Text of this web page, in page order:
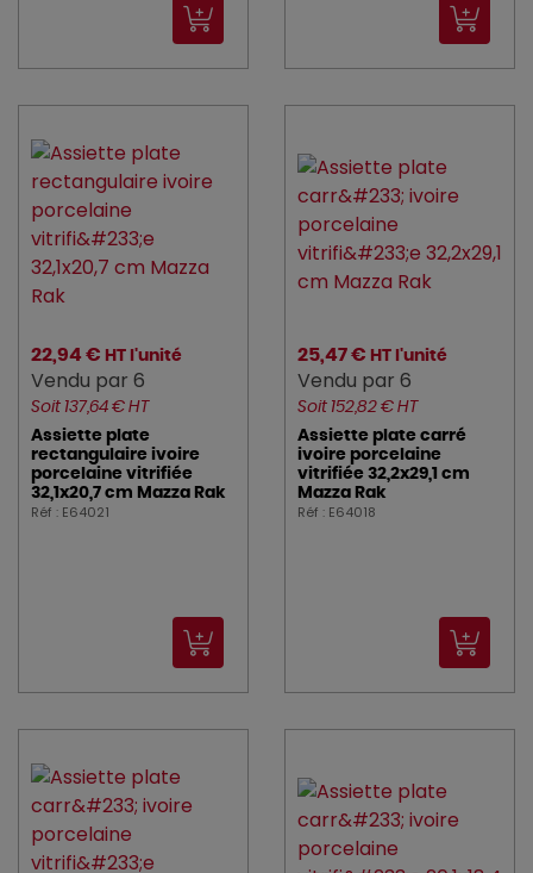
22,94 € HT l'unité
Vendu par 6
Soit 137,64 € HT
Assiette plate
rectangulaire ivoire
porcelaine vitrifiée
32,1x20,7 cm Mazza Rak
Réf : E64021
25,47 € HT l'unité
Vendu par 6
Soit 152,82 € HT
Assiette plate carré
ivoire porcelaine
vitrifiée 32,2x29,1 cm
Mazza Rak
Réf : E64018